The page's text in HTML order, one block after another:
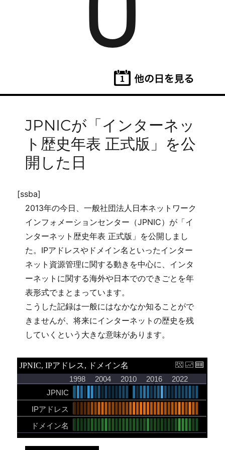
JPNICが「インターネッ
ト歴史年表 正式版」を公
開した日
[ssba]
2013年の今日、一般社団法人日本ネットワーク
インフォメーションセンター（JPNIC）が「イ
ンターネット歴史年表 正式版」を公開しまし
た。IPアドレスやドメイン名といったインター
ネット資源管理に関する動きを中心に、インタ
ーネットに関する海外や日本でのできごとを年
表形式でまとまっています。
こうした記録は一般にはなかなか知ることがで
きませんが、将来にインターネットの歴史を残
していくという大きな意味があります。